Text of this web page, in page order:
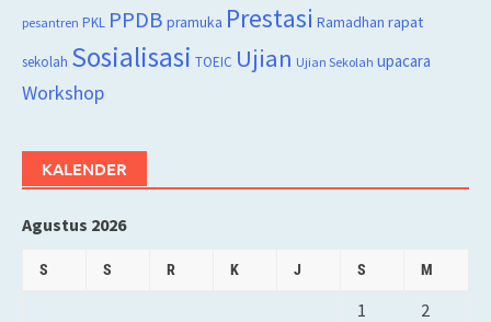
pesantren PKL PPDB pramuka Prestasi Ramadhan rapat
sekolah Sosialisasi TOEIC Ujian Ujian Sekolah upacara
Workshop
KALENDER
Agustus 2026
S S R K J S M
1
2